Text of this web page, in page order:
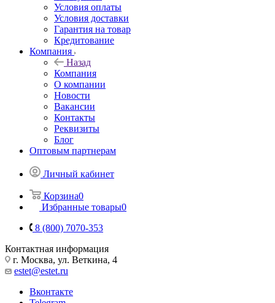
Условия оплаты
Условия доставки
Гарантия на товар
Кредитование
Компания
Назад
Компания
О компании
Новости
Вакансии
Контакты
Реквизиты
Блог
Оптовым партнерам
Личный кабинет
Корзина0
Избранные товары0
8 (800) 7070-353
Контактная информация
г. Москва, ул. Веткина, 4
estet@estet.ru
Вконтакте